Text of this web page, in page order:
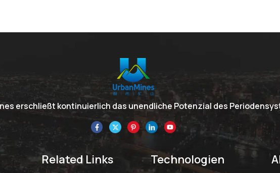
erschließt kontinuierlich das unendliche Potenzial des
Related Links Technologien